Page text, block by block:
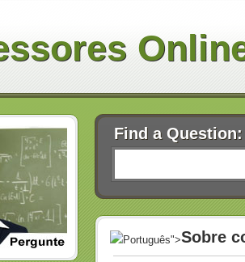
Find a Question:
Português">Sobre